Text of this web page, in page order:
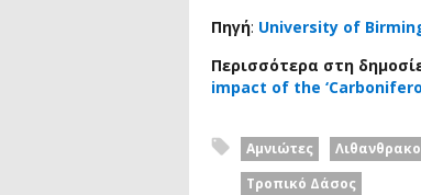
Πηγή: University of
Περισσότερα στη
impact of the
Αμνιώτες
Τροπικό Δάσος